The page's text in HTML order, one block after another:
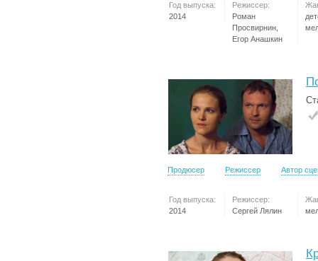
Год выпуска:
2014
Режиссер:
Роман
Просвирнин,
Егор Анашкин
Продюсер Режиссер Автор
Год выпуска:
2014
Режиссер:
Сергей Лялин